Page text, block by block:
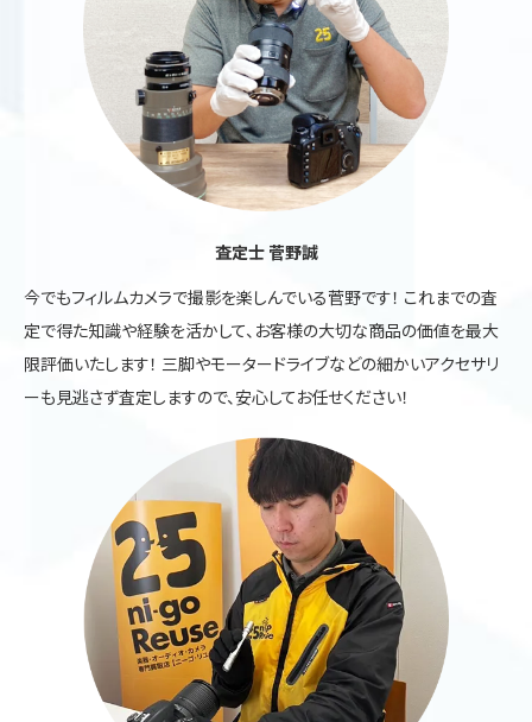
査定士 菅野誠
今でもフィルムカメラで撮影を楽しんでいる菅野です！ これまでの査
定で得た知識や経験を活かして、お客様の大切な商品の価値を最大
限評価いたします！ 三脚やモータードライブなどの細かいアクセサリ
ーも見逃さず査定しますので、安心してお任せください！